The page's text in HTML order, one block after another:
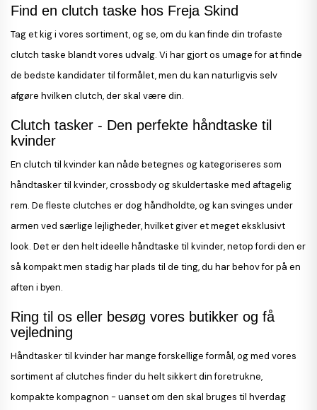
Find en clutch taske hos Freja Skind
Tag et kig i vores sortiment, og se, om du kan finde din trofaste
clutch taske blandt vores udvalg. Vi har gjort os umage for at finde
de bedste kandidater til formålet, men du kan naturligvis selv
afgøre hvilken clutch, der skal være din.
Clutch tasker - Den perfekte håndtaske til
kvinder
En clutch til kvinder kan nåde betegnes og kategoriseres som
håndtasker til kvinder, crossbody og skuldertaske med aftagelig
rem. De fleste clutches er dog håndholdte, og kan svinges under
armen ved særlige lejligheder, hvilket giver et meget eksklusivt
look. Det er den helt ideelle håndtaske til kvinder, netop fordi den er
så kompakt men stadig har plads til de ting, du har behov for på en
aften i byen.
Ring til os eller besøg vores butikker og få
vejledning
Håndtasker til kvinder har mange forskellige formål, og med vores
sortiment af clutches finder du helt sikkert din foretrukne,
kompakte kompagnon - uanset om den skal bruges til hverdag